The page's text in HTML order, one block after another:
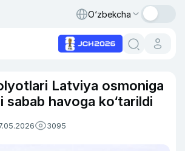
O‘zbekcha
Latviya osmoniga
sabab havoga ko‘tarildi
3095